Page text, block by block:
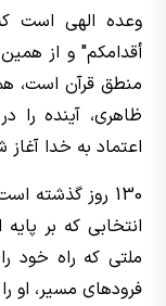
وعده الهی است
أقدامکم" و از
منطق قرآن است،
ظاهری، آینده را
اعتماد به خدا
130 روز
انتخابی که بر
ملتی که راه خود
فرودهای مسیر، او